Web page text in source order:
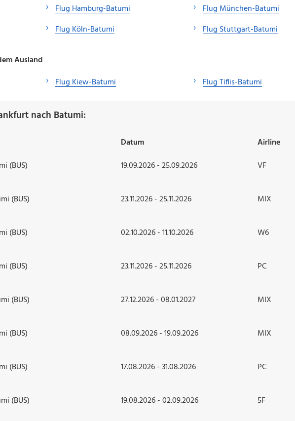
Flug Hamburg-Batumi
Flug Köln-Batumi
Flug München-Batumi
Flug Stuttgart-Batumi
Ausland
Flug Kiew-Batumi Flug Tiflis-Batumi
nach Batumi:
Datum
Airline
(BUS)
19.09.2026 - 25.09.2026 VF
(BUS) 23.11.2026 - 25.11.2026 MIX
(BUS) 02.10.2026 - 11.10.2026 W6
(BUS) 23.11.2026 - 25.11.2026 PC
(BUS) 27.12.2026 - 08.01.2027 MIX
(BUS) 08.09.2026 - 19.09.2026 MIX
(BUS) 17.08.2026 - 31.08.2026 PC
(BUS) 19.08.2026 - 02.09.2026 5F